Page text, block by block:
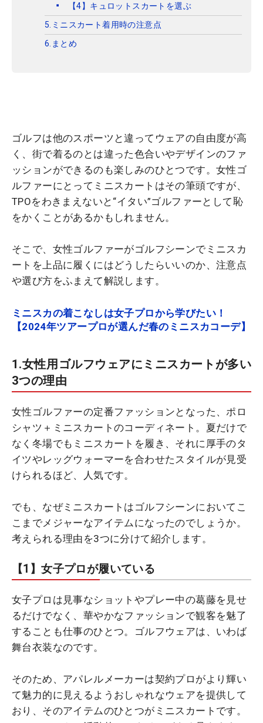
【4】キュロットスカートを選ぶ
5.ミニスカート着用時の注意点
6.まとめ
ゴルフは他のスポーツと違ってウェアの自由度が高
く、街で着るのとは違った色合いやデザインのファ
ッションができるのも楽しみのひとつです。女性ゴ
ルファーにとってミニスカートはその筆頭ですが、
TPOをわきまえないと“イタい”ゴルファーとして恥
をかくことがあるかもしれません。
そこで、女性ゴルファーがゴルフシーンでミニスカ
ートを上品に履くにはどうしたらいいのか、注意点
や選び方をふまえて解説します。
ミニスカの着こなしは女子プロから学びたい！
【2024年ツアープロが選んだ春のミニスカコーデ】
1.女性用ゴルフウェアにミニスカートが多い
3つの理由
女性ゴルファーの定番ファッションとなった、ポロ
シャツ＋ミニスカートのコーディネート。夏だけで
なく冬場でもミニスカートを履き、それに厚手のタ
イツやレッグウォーマーを合わせたスタイルが見受
けられるほど、人気です。
でも、なぜミニスカートはゴルフシーンにおいてこ
こまでメジャーなアイテムになったのでしょうか。
考えられる理由を3つに分けて紹介します。
【1】女子プロが履いている
女子プロは見事なショットやプレー中の葛藤を見せ
るだけでなく、華やかなファッションで観客を魅了
することも仕事のひとつ。ゴルフウェアは、いわば
舞台衣装なのです。
そのため、アパレルメーカーは契約プロがより輝い
て魅力的に見えるようおしゃれなウェアを提供して
おり、そのアイテムのひとつがミニスカートです。